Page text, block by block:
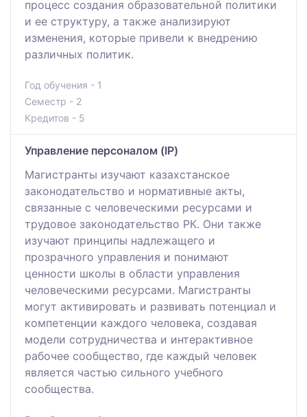
процесс создания образовательной политики
и ее структуру, а также анализируют
изменения, которые привели к внедрению
различных политик.
Год обучения - 1
Семестр - 2
Кредитов - 5
Управление персоналом (IP)
Магистранты изучают казахстанское
законодательство и нормативные акты,
связанные с человеческими ресурсами и
трудовое законодательство РК. Они также
изучают принципы надлежащего и
прозрачного управления и понимают
ценности школы в области управления
человеческими ресурсами. Магистранты
могут активировать и развивать потенциал и
компетенции каждого человека, создавая
модели сотрудничества и интерактивное
рабочее сообщество, где каждый человек
является частью сильного учебного
сообщества.